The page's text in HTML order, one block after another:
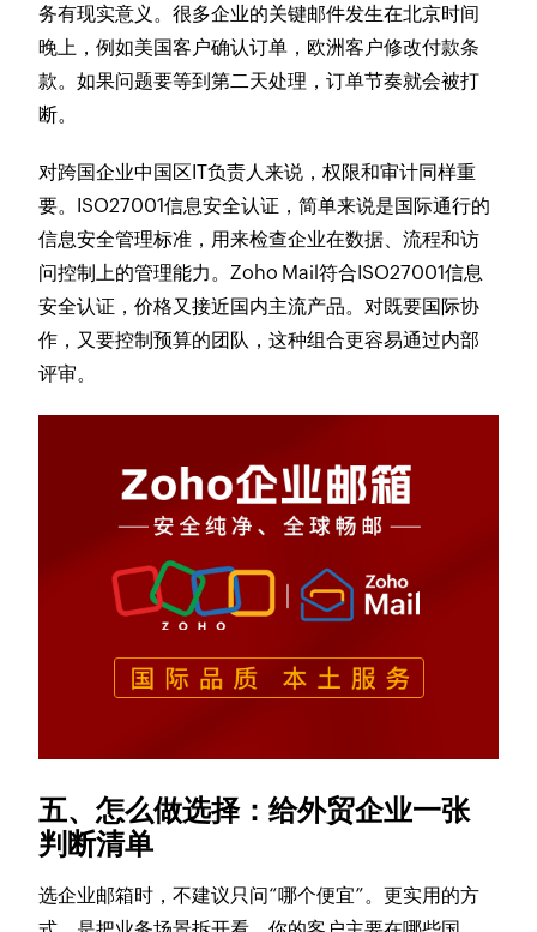
务有现实意义。很多企业的关键邮件发生在北京时间
晚上，例如美国客户确认订单，欧洲客户修改付款条
款。如果问题要等到第二天处理，订单节奏就会被打
断。
对跨国企业中国区IT负责人来说，权限和审计同样重
要。ISO27001信息安全认证，简单来说是国际通行的
信息安全管理标准，用来检查企业在数据、流程和访
问控制上的管理能力。Zoho Mail符合ISO27001信息
安全认证，价格又接近国内主流产品。对既要国际协
作，又要控制预算的团队，这种组合更容易通过内部
评审。
五、怎么做选择：给外贸企业一张
判断清单
选企业邮箱时，不建议只问“哪个便宜”。更实用的方